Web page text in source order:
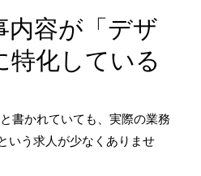
内容が「デザ
特化している
書かれていても、実際の業務
いう求人が少なくありませ